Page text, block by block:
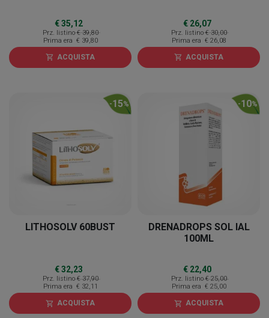
€ 35,12
Prz. listino € 39,80
Prima era € 39,80
shopping_cart ACQUISTA
€ 26,07
Prz. listino € 30,00
Prima era € 26,08
shopping_cart ACQUISTA
-15%
LITHOSOLV 60BUST
€ 32,23
Prz. listino € 37,90
Prima era € 32,11
shopping_cart ACQUISTA
-10%
DRENADROPS SOL IAL
100ML
€ 22,40
Prz. listino € 25,00
Prima era € 25,00
shopping_cart ACQUISTA